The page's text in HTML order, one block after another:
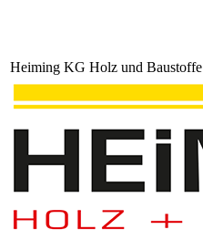
Heiming KG Holz und Baustoffe